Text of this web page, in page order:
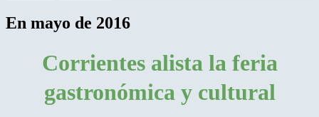
En mayo de 2016
Corrientes alista la feria
gastronómica y cultural